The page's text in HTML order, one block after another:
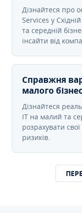
Дізнайтеся про
Services у
та середній
інсайти від
Справжня
малого
Дізнайтеся
IT на малий та
розрахувати свої
ризиків.